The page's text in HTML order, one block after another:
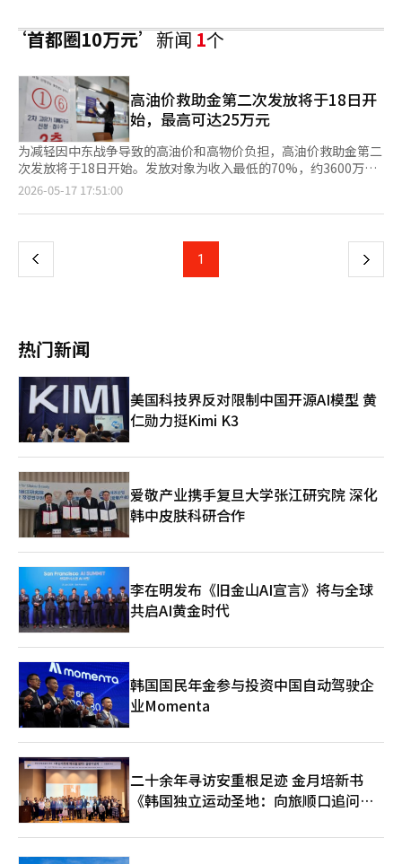
‘首都圈10万元’新闻1个
高油价救助金第二次发放将于18日开
始，最高可达25万元
为减轻因中东战争导致的高油价和高物价负担，高油价救助金第二
次发放将于18日开始。发放对象为收入最低的70%，约3600万
人。 根据行政安全部的说法，第二次发放的对象是根据2026年3月
职工参保者，健康保险费为1人家庭13万元，2人家庭14万元，3人
标准为1人家庭8万元，2人家庭12万元，3人家庭19万元，4人家庭
产者将被排除在外。 救助金金额根据居住地区不同而有所差异。
首都圈居民可获得10万元，非首都圈居民可获得15万元。人口减
少地区的优待支持地区居民可获得20万元，特别支持地区居民可获
得25万元。 申请期限为7月3日。第一轮发放对象的低保家庭和单
亲家庭等弱势群体中尚未申请的人也可以在此期间申请。救助金的
使用期限为8月31日，逾期未使用的金额将作废。 申请方式与去年
民生恢复消费券类似。若希望通过信用卡或借记卡发放，可通过卡
公司网站、应用程序、客服中心、自动语音服务等进行申请。为了
减少第一周的拥堵，将根据出生年份的末尾数字实施按周申请制。
使用地区限制为户籍所在地的地方自治团体。使用地点为年营业额
30亿韩元以下的加盟店和小商户店铺。不过，加油站可在没有营业
额限制的情况下使用。 此次救助金旨在减轻高油价和物价上涨的
负担，同时补充地区消费。由于使用期限已确定，受益者需提前确
统翻译与编辑。
2026-05-17 17:51:00
上
页
1 下
热门新闻
美国科技界反对限制中国开源AI模型 黄
仁勋力挺Kimi K3
爱敬产业携手复旦大学张江研究院 深化
韩中皮肤科研合作
李在明发布《旧金山AI宣言》将与全球
共启AI黄金时代
韩国国民年金参与投资中国自动驾驶企
业Momenta
二十余年寻访安重根足迹 金月培新书
《韩国独立运动圣地：向旅顺口追问历